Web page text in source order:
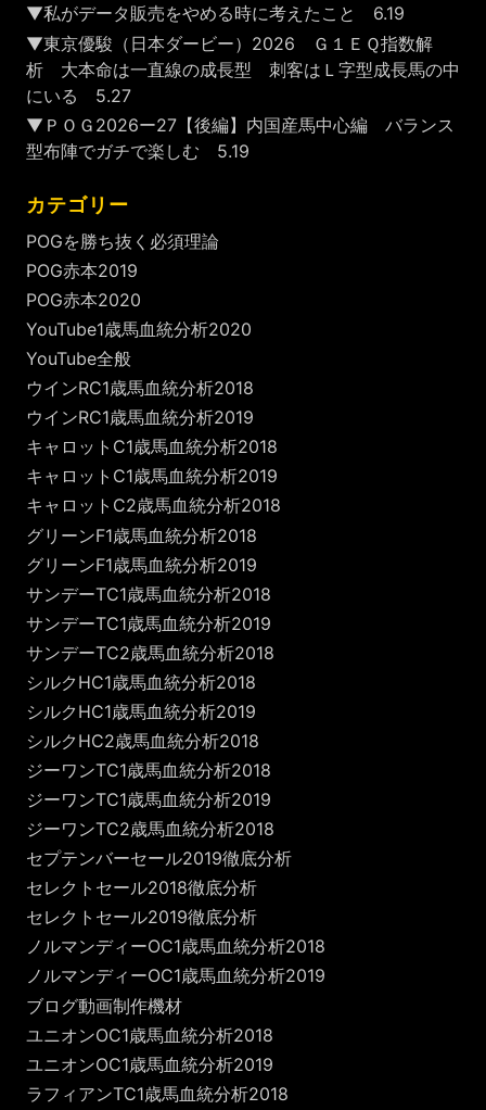
▼私がデータ販売をやめる時に考えたこと 6.19
▼東京優駿（日本ダービー）2026 Ｇ１ＥＱ指数解
析 大本命は一直線の成長型 刺客はＬ字型成長馬の中
にいる 5.27
▼ＰＯＧ2026ー27【後編】内国産馬中心編 バランス
型布陣でガチで楽しむ 5.19
カテゴリー
POGを勝ち抜く必須理論
POG赤本2019
POG赤本2020
YouTube1歳馬血統分析2020
YouTube全般
ウインRC1歳馬血統分析2018
ウインRC1歳馬血統分析2019
キャロットC1歳馬血統分析2018
キャロットC1歳馬血統分析2019
キャロットC2歳馬血統分析2018
グリーンF1歳馬血統分析2018
グリーンF1歳馬血統分析2019
サンデーTC1歳馬血統分析2018
サンデーTC1歳馬血統分析2019
サンデーTC2歳馬血統分析2018
シルクHC1歳馬血統分析2018
シルクHC1歳馬血統分析2019
シルクHC2歳馬血統分析2018
ジーワンTC1歳馬血統分析2018
ジーワンTC1歳馬血統分析2019
ジーワンTC2歳馬血統分析2018
セプテンバーセール2019徹底分析
セレクトセール2018徹底分析
セレクトセール2019徹底分析
ノルマンディーOC1歳馬血統分析2018
ノルマンディーOC1歳馬血統分析2019
ブログ動画制作機材
ユニオンOC1歳馬血統分析2018
ユニオンOC1歳馬血統分析2019
ラフィアンTC1歳馬血統分析2018